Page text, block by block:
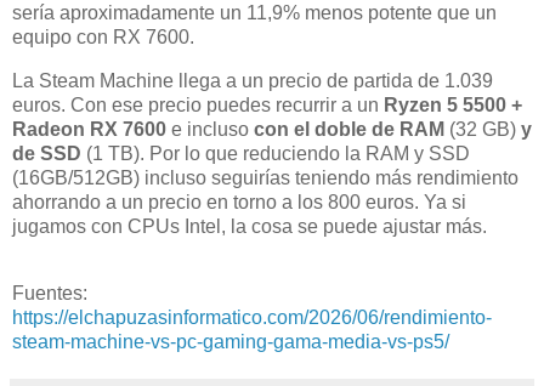
sería aproximadamente un 11,9% menos potente que un
equipo con RX 7600.
La Steam Machine llega a un precio de partida de 1.039
euros. Con ese precio puedes recurrir a un Ryzen 5 5500 +
Radeon RX 7600 e incluso con el doble de RAM (32 GB) y
de SSD (1 TB). Por lo que reduciendo la RAM y SSD
(16GB/512GB) incluso seguirías teniendo más rendimiento
ahorrando a un precio en torno a los 800 euros. Ya si
jugamos con CPUs Intel, la cosa se puede ajustar más.
Fuentes:
https://elchapuzasinformatico.com/2026/06/rendimiento-
steam-machine-vs-pc-gaming-gama-media-vs-ps5/